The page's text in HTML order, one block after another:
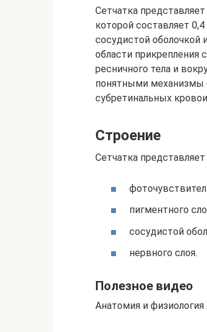
Сетчатка
которой составляет
сосудистой оболочкой
области прикрепления
ресничного тела и
понятными механизмы
субретинальных
Строение
Сетчатка
пигментного
сосудистой
нервного слоя.
Полезное видео
Анатомия и физиология